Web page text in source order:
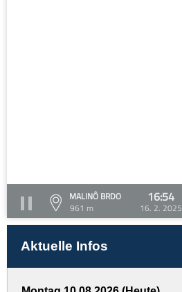
MALINÔ BRDO
961 m
16:54
16. 2. 2025
Aktuelle Infos